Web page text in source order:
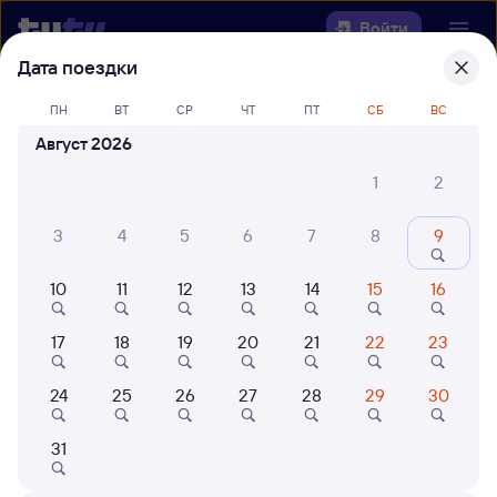
Войти
Выберите день, чтобы найтиж/д
билеты Высокогорная —
Когда
Кто едет
Дата поездки
ПН ВТ СР ЧТ ПТ СБ ВС
Август 2026
1
2
3 4 5 6 7 8 9
10 11 12 13 14 15 16
17 18 19 20 21 22 23
24 25 26 27 28 29 30
31